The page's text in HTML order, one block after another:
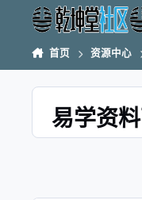
跳转到帖子
首页 资源中心
易学资